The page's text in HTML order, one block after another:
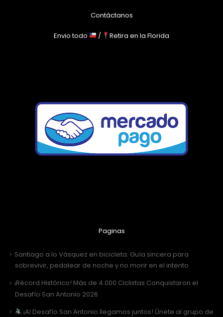
Contáctanos
Envio todo / Retira en la Florida
Paginas
Santiago a lo Vásquez en bicicleta: Guía sincera para
sobrevivir, pedalear de noche y no morir en el intento
¡Récord Histórico! Más de 4.000 Ciclistas Conquistaron el
Desafío San Antonio 2026
¡Al Desafío San Antonio llegamos juntos! Únete al grupo de